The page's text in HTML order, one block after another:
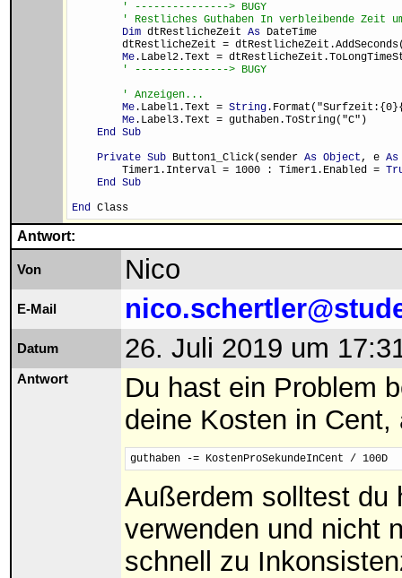
' ---------------> BUGY
' Restliches Guthaben In verbleibende Zeit
Dim dtRestlicheZeit As DateTime
dtRestlicheZeit =
Me.Label2.Text =
' ---------------> BUGY
' Anzeigen...
Me.Label1.Text = String
Me.Label3.Text = guthaben.ToString("C")
End Sub
Private Sub Button1_Click(sender As Object, e As
        Timer1.Interval = 1000 : Timer1.Enabled =
End Sub
End Class
Antwort:
Von Nico
E-Mail
Datum 26. Juli 2019 um
Antwort
Du hast ein Problem
deine Kosten in Cent,
guthaben -= KostenProSekundeInCent / 100D
Außerdem solltest du
verwenden und nicht
schnell zu